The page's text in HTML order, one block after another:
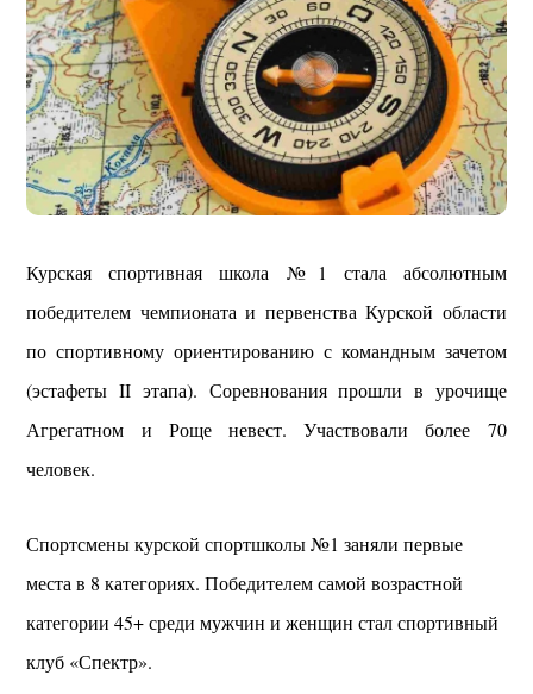
Курская спортивная школа №1 стала абсолютным
победителем чемпионата и первенства Курской области
по спортивному ориентированию с командным зачетом
(эстафеты II этапа). Соревнования прошли в урочище
Агрегатном и Роще невест. Участвовали более 70
человек.
Спортсмены курской спортшколы №1 заняли первые
места в 8 категориях. Победителем самой возрастной
категории 45+ среди мужчин и женщин стал спортивный
клуб «Спектр».